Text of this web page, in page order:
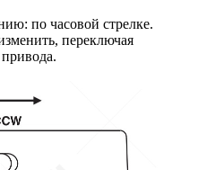
по часовой стрелке.
переключая